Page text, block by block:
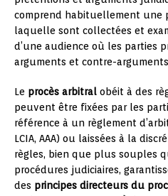
comprend habituellement une
laquelle sont collectées et
d’une audience où les parties
arguments et contre-
Le procès arbitral obéit à des
peuvent être fixées par les
référence à un règlement
LCIA, AAA) ou laissées à la
règles, bien que plus souples
procédures judiciaires,
des principes directeurs du